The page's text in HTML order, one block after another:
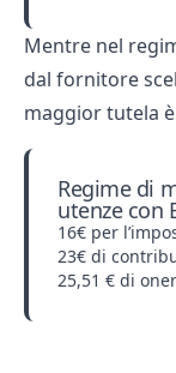
Mentre nel
dal fornitore
maggior tutela è
Regime di
utenze con
16€ per
23€ di
25,51 € di